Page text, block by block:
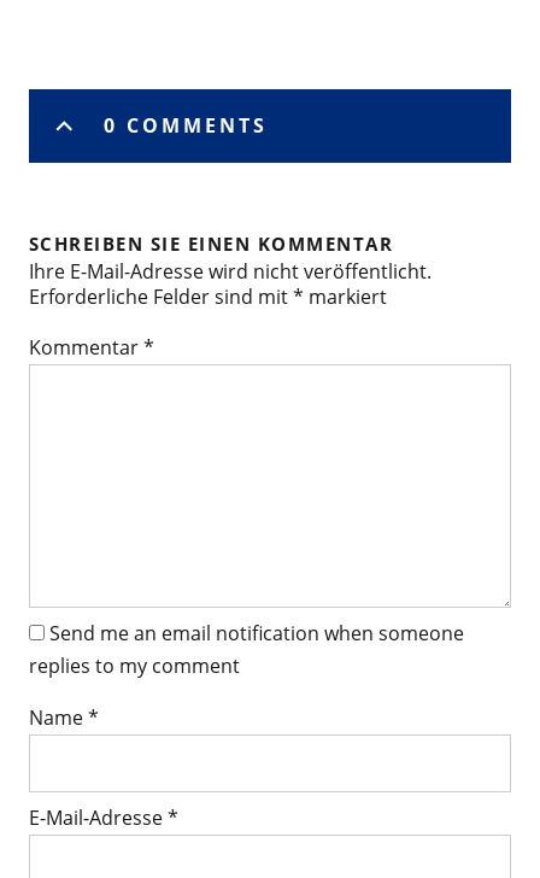
0 COMMENTS
SCHREIBEN SIE EINEN KOMMENTAR
Ihre E-Mail-Adresse wird nicht veröffentlicht.
Erforderliche Felder sind mit* markiert
Kommentar*
Send me an email notification when someone
replies to my comment
Name*
E-Mail-Adresse*